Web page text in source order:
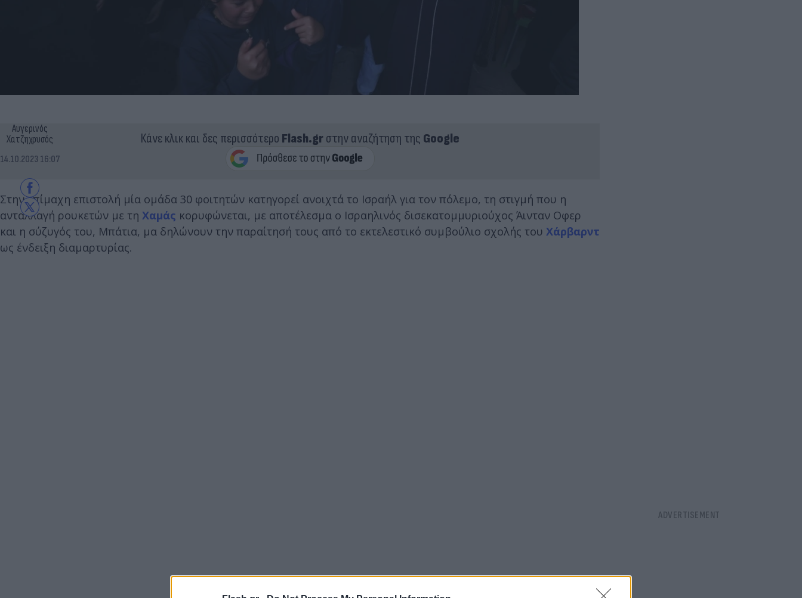
Αυγερινός
Χατζηχρυσός
14.10.2023 16:07
Κάνε κλικ και δες περισσότερο Flash.grστην αναζήτηση της Google
Στην επίμαχη επιστολή μία ομάδα 30 φοιτητών κατηγορεί ανοιχτά το Ισραήλ για τον πόλεμο, τη στιγμή που η
ανταλλαγή ρουκετών με τη Χαμάς κορυφώνεται, με αποτέλεσμα ο Ισραηλινός δισεκατομμυριούχος Άινταν Οφερ
και η σύζυγός του, Μπάτια, μα δηλώνουν την παραίτησή τους από το εκτελεστικό συμβούλιο σχολής του Χάρβαρντ
ως ένδειξη διαμαρτυρίας.